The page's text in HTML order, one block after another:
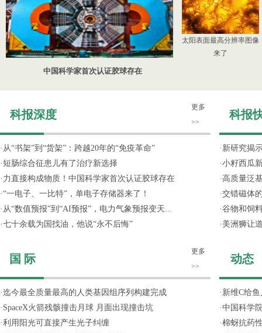
中国科学家首次认证胶球存在
太阳表面最高分辨率图像
来了
科报深度
更多
>>
· 从“书架”到“货架”：跨越20年的“免疫革命”
· 短肠综合征患儿有了治疗新选择
· 力直接构成物质！中国科学家首次认证胶球存在
·“一电子、一比特”，单电子存储器来了！
· 从“数值预报”到“AI预报”，电力气象预报变天...
·七十余载为国找油，他说“永不后悔”
国 际
更多
>>
·迄今最全质量最高的人类基因组序列构建完成
· SpaceX火箭残骸撞击月球 月面出现撞击坑
·利用阳光可直接产生光子纠缠
科报
· 新研究揭
·小籽西瓜
· 高质量泛
·交错磁体
·谷物和饲
· 美洲狮让
动态
· 新维C给
·中国科学
·棉蚜抗药